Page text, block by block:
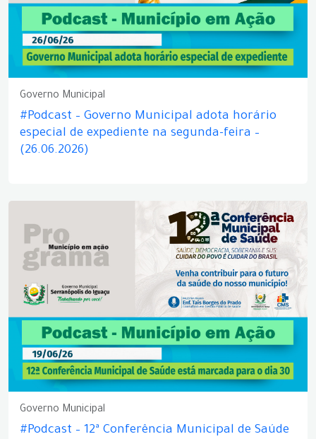
Governo Municipal
#Podcast – Governo Municipal adota horário
especial de expediente na segunda-feira –
(26.06.2026)
Governo Municipal
#Podcast – 12ª Conferência Municipal de Saúde